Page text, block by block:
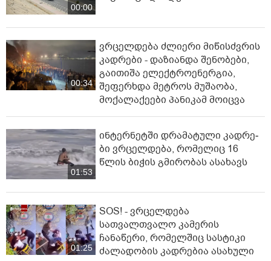
00:00
00:34
ვრცელდება ძლიერი მიწისძვრის
კადრები - დაზიანდა შენობები,
გაითიშა ელექტროენერგია,
შეფერხდა მეტროს მუშაობა,
მოქალაქეები პანიკამ მოიცვა
01:53
ინ­ტერ­ნეტ­ში დრა­მა­ტუ­ლი კად­რე­
ბი ვრცელდება, რომელიც 16
წლის ბიჭის გმირობას ასახავს
01:25
SOS! - ვრცელდება
სათვალთვალო კამერის
ჩანაწერი, რომელშიც სასტიკი
ძალადობის კადრებია ასახული